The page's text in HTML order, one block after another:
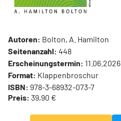
Autoren: Bolton, A. Hamilton
Seitenanzahl: 448
Erscheinungstermin: 11.06.2026
Format: Klappenbroschur
ISBN: 978-3-68932-073-7
Preis: 39,90 €